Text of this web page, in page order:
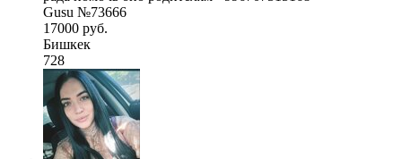
Gusu №73666
17000 руб.
Бишкек
728